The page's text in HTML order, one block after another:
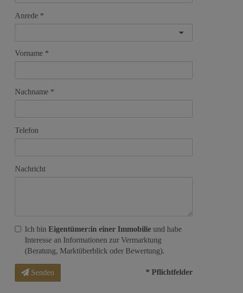
Anrede
Vorname
Nachname
Telefon
Nachricht
Ich bin Eigentümer:in einer Immobilie und habe
Interesse an Informationen zur Vermarktung
(Beratung, Marktüberblick oder Bewertung).
Senden * Pflichtfelder